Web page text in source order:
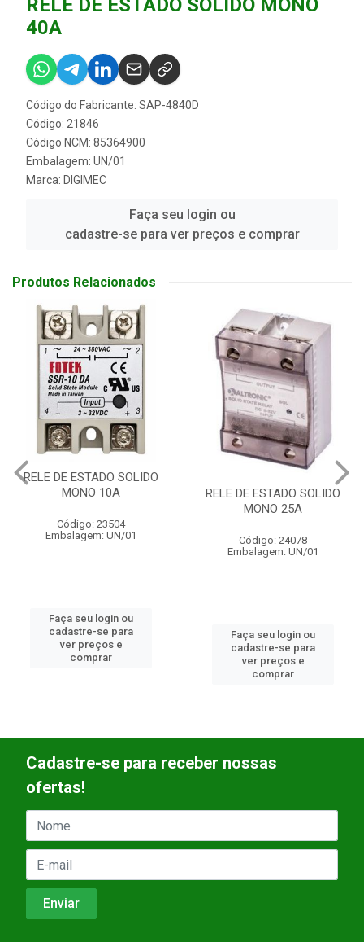
RELE DE ESTADO SOLIDO MONO
40A
Código do Fabricante: SAP-4840D
Código: 21846
Código NCM: 85364900
Embalagem: UN/01
Marca: DIGIMEC
Faça seu login ou
cadastre-se para ver preços e comprar
Produtos Relacionados
RELE DE ESTADO SOLIDO
Código: 24078
Faça seu login ou
cadastre-se para
ver preços e
RELE DE ESTADO SOLIDO
MONO 40A
Embalagem: UN/01
cadastre-se para
ver preços e
comprar
Cadastre-se para receber nossas
ofertas!